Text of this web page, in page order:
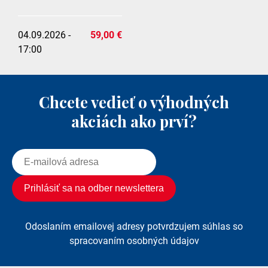
04.09.2026 -
17:00
59,00 €
Chcete vedieť o výhodných
akciách ako prví?
Odoslaním emailovej adresy potvrdzujem súhlas so
spracovaním osobných údajov